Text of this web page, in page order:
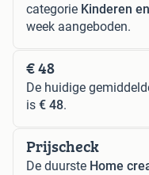
categorie Kinderen
week aangeboden.
€ 48
De huidige
is € 48.
Prijscheck
De duurste Home